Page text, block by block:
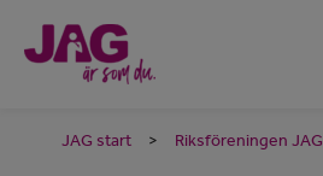
JAG start > Riksföreningen JAG